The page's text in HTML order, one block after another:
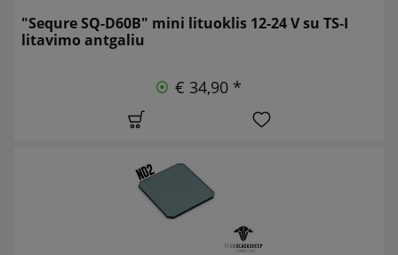
"Sequre SQ-D60B" mini lituoklis 12-24 V su TS-I
litavimo antgaliu
€ 34,90 *